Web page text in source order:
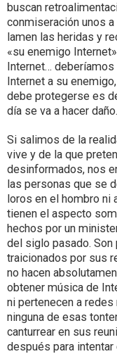
buscan
conmiseración unos
lamen las heridas y
«su enemigo
Internet…
Internet a su
debe protegerse es
día se va a hacer daño.
Si salimos de la
vive y de la que
desinformados, nos
las personas que se
loros en el hombro ni
tienen el aspecto
hechos por un
del siglo pasado.
traicionados por sus
no hacen
obtener música de
ni pertenecen a
ninguna de esas
canturrear en sus
después para